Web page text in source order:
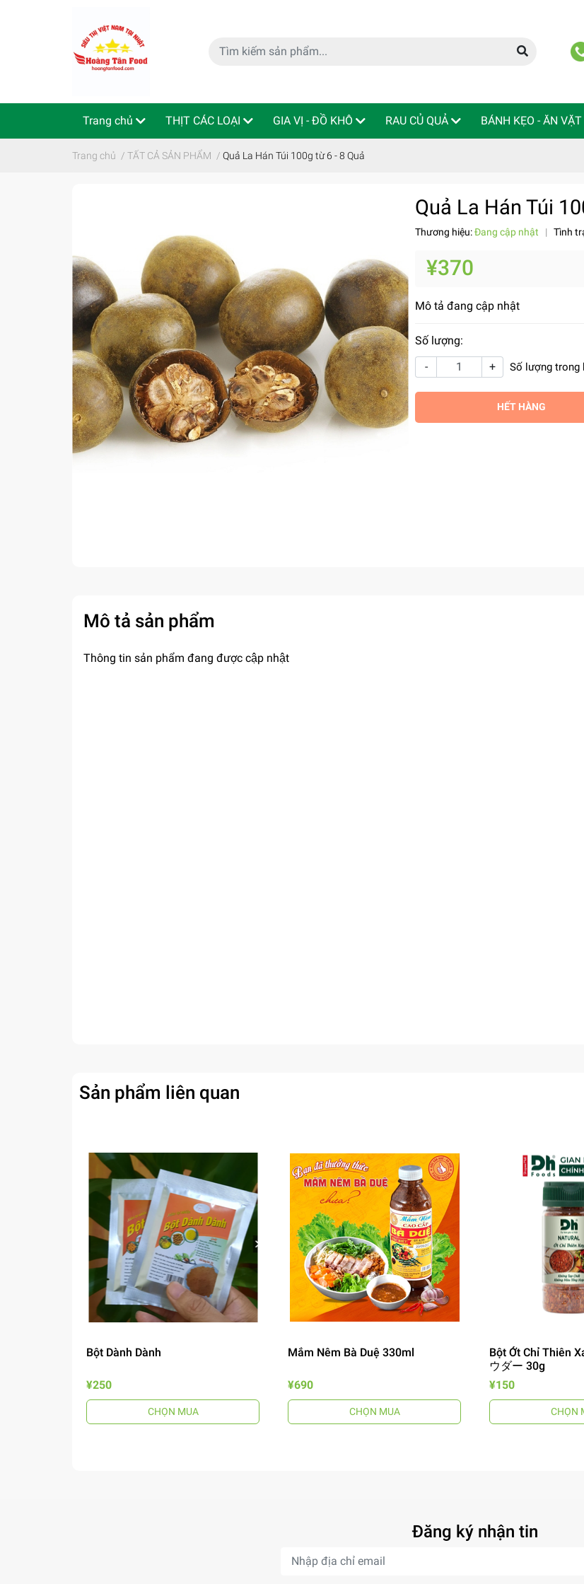
Trang chủ THỊT CÁC LOẠI GIA VỊ - ĐỒ KHÔ RAU CỦ QUẢ BÁNH KẸO - ĂN VẶT
特定商取引法 Indo - ThaiLan
Trang chủ / TẤT CẢ SẢN PHẨM / Quả La Hán Túi 100g từ 6 - 8 Quả
Quả La Hán Túi
Thương hiệu:Đang cập nhật | Tình
¥370
Mô tả đang cập nhật
Số lượng:
-
+ Số lượng trong
HẾT HÀNG
Mô tả sản phẩm
Thông tin sản phẩm đang được cập nhật
Sản phẩm liên quan
Bột Dành Dành
¥250
CHỌN MUA
Mắm Nêm Bà Duệ 330ml
¥690
CHỌN MUA
Bột Ớt Chỉ Thiên
ウダー 30g
¥150
CHỌN
Đăng ký nhận tin